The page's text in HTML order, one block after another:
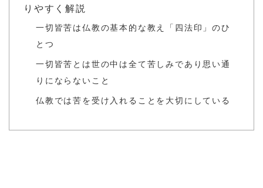
りやすく解説
一切皆苦は仏教の基本的な教え「四法印」のひ
とつ
一切皆苦とは世の中は全て苦しみであり思い通
りにならないこと
仏教では苦を受け入れることを大切にしている